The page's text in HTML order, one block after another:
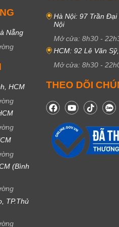
Nẵng
HCM
(Bình
TP.Thủ
Hà Nội: 97 Trần Đại
Nội
Mở cửa: 8h30 -
HCM: 92 Lê Văn
Mở cửa: 8h30 -
THEO DÕI